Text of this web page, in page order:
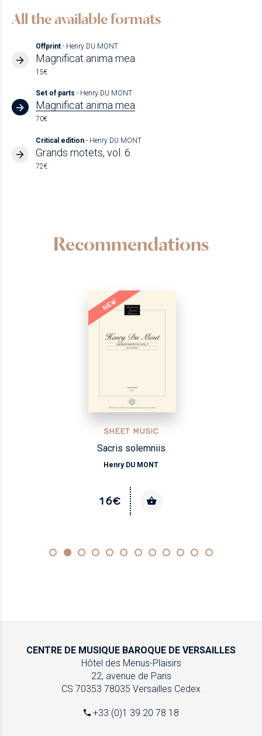
All the available formats
Offprint - Henry DU MONT
Magnificat anima mea
15€
Set of parts - Henry DU MONT
Magnificat anima mea
70€
Critical edition - Henry DU MONT
Grands motets, vol. 6
72€
Recommendations
NEW
SHEET MUSIC
Sacris solemniis
Henry DU MONT
16€
CENTRE DE MUSIQUE BAROQUE DE VERSAILLES
Hôtel des Menus-Plaisirs
22, avenue de Paris
CS 70353 78035 Versailles Cedex
+33 (0)1 39 20 78 18